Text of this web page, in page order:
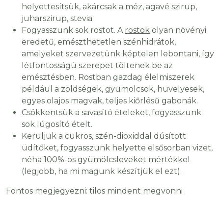
helyettesítsük, akárcsak a méz, agavé szirup,
juharszirup, stevia.
Fogyasszunk sok rostot. A rostok olyan növényi
eredetű, emészthetetlen szénhidrátok,
amelyeket szervezetünk képtelen lebontani, így
létfontosságú szerepet töltenek be az
emésztésben. Rostban gazdag élelmiszerek
például a zöldségek, gyümölcsök, hüvelyesek,
egyes olajos magvak, teljes kiőrlésű gabonák.
Csökkentsük a savasító ételeket, fogyasszunk
sok lúgosító ételt.
Kerüljük a cukros, szén-dioxiddal dúsított
üdítőket, fogyasszunk helyette elsősorban vizet,
néha 100%-os gyümölcsleveket mértékkel
(legjobb, ha mi magunk készítjük el ezt).
Fontos megjegyezni: tilos mindent megvonni